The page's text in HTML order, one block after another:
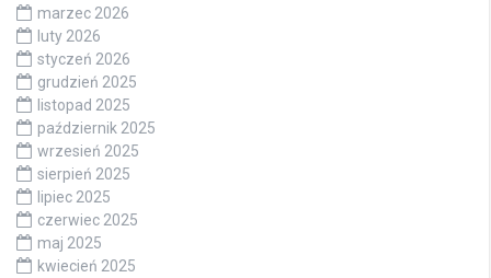
marzec 2026
luty 2026
styczeń 2026
grudzień 2025
listopad 2025
październik 2025
wrzesień 2025
sierpień 2025
lipiec 2025
czerwiec 2025
maj 2025
kwiecień 2025